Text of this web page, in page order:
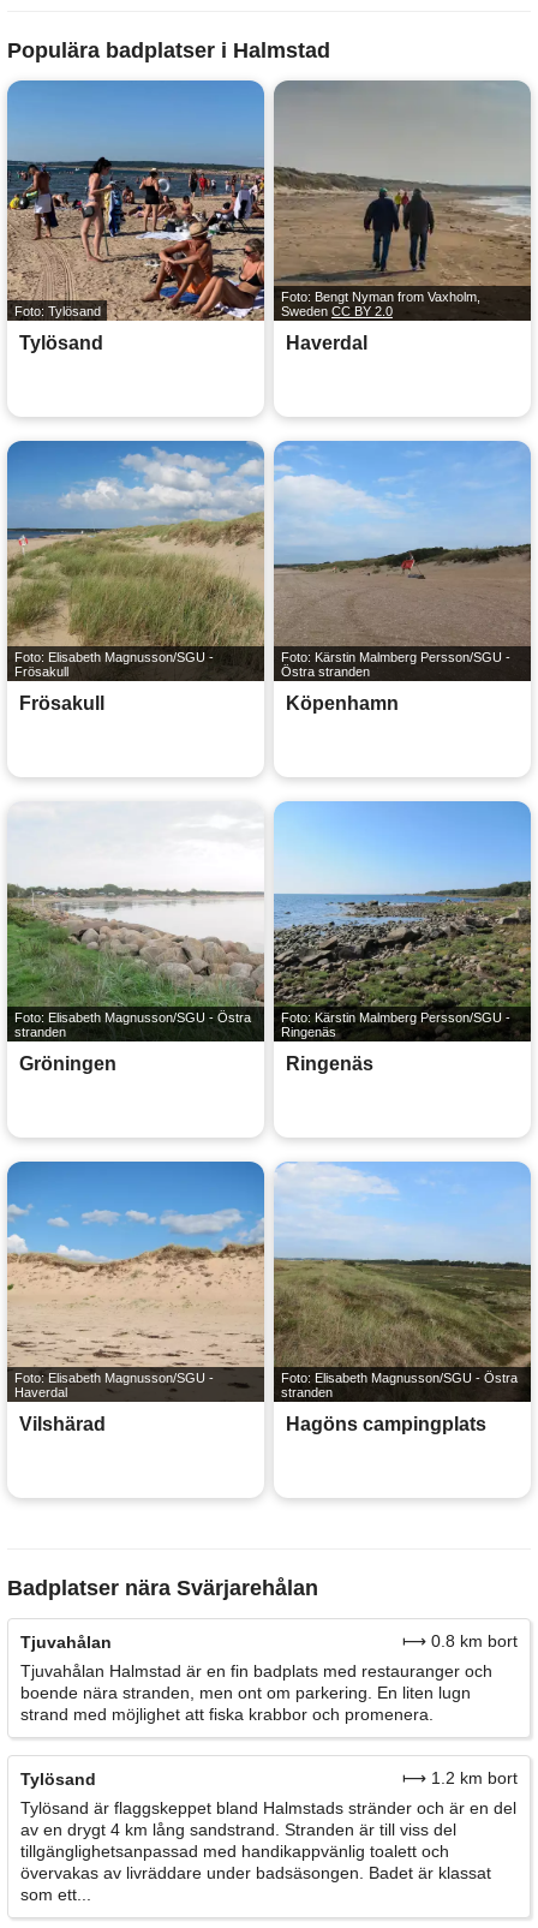
Populära badplatser i Halmstad
Foto: Tylösand
Tylösand
Foto: Bengt Nyman from Vaxholm,
Sweden CC BY 2.0
Haverdal
Foto: Elisabeth Magnusson/SGU -
Frösakull
Frösakull
Foto: Kärstin Malmberg Persson/SGU -
Östra stranden
Köpenhamn
Foto: Elisabeth Magnusson/SGU - Östra
stranden
Gröningen
Foto: Kärstin Malmberg Persson/SGU -
Ringenäs
Ringenäs
Foto: Elisabeth Magnusson/SGU -
Haverdal
Vilshärad
Foto: Elisabeth Magnusson/SGU - Östra
stranden
Hagöns campingplats
Badplatser nära Svärjarehålan
Tjuvahålan
⟼ 0.8 km bort
Tjuvahålan Halmstad är en fin badplats med restauranger och
boende nära stranden, men ont om parkering. En liten lugn
strand med möjlighet att fiska krabbor och promenera.
Tylösand
⟼ 1.2 km bort
Tylösand är flaggskeppet bland Halmstads stränder och är en del
av en drygt 4 km lång sandstrand. Stranden är till viss del
tillgänglighetsanpassad med handikappvänlig toalett och
övervakas av livräddare under badsäsongen. Badet är klassat
som ett...